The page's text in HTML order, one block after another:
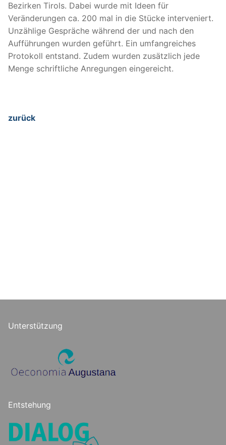
Bezirken Tirols. Dabei wurde mit Ideen für
Veränderungen ca. 200 mal in die Stücke interveniert.
Unzählige Gespräche während der und nach den
Aufführungen wurden geführt. Ein umfangreiches
Protokoll entstand. Zudem wurden zusätzlich jede
Menge schriftliche Anregungen eingereicht.
zurück
Unterstützung
Entstehung